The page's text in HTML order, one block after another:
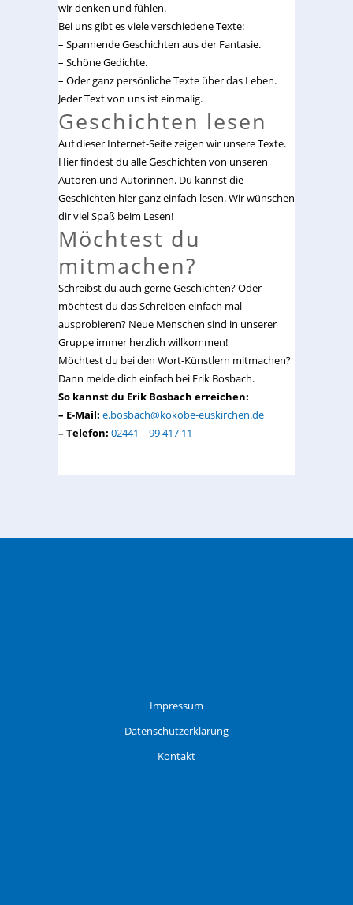
wir denken und fühlen.
Bei uns gibt es viele verschiedene Texte:
– Spannende Geschichten aus der Fantasie.
– Schöne Gedichte.
– Oder ganz persönliche Texte über das Leben.
Jeder Text von uns ist einmalig.
Geschichten lesen
Auf dieser Internet-Seite zeigen wir unsere Texte.
Hier findest du alle Geschichten von unseren
Autoren und Autorinnen. Du kannst die
Geschichten hier ganz einfach lesen. Wir wünschen
dir viel Spaß beim Lesen!
Möchtest du
mitmachen?
Schreibst du auch gerne Geschichten? Oder
möchtest du das Schreiben einfach mal
ausprobieren? Neue Menschen sind in unserer
Gruppe immer herzlich willkommen!
Möchtest du bei den Wort-Künstlern mitmachen?
Dann melde dich einfach bei Erik Bosbach.
So kannst du Erik Bosbach erreichen:
– E-Mail: e.bosbach@kokobe-euskirchen.de
– Telefon: 02441 – 99 417 11
Impressum
Datenschutzerklärung
Kontakt